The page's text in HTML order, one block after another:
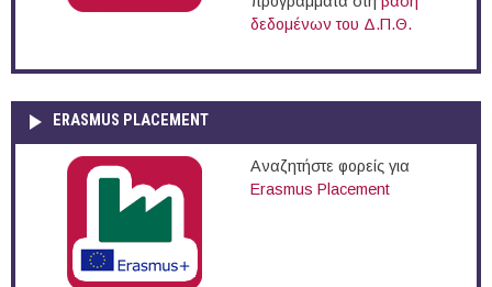
δεδομένων του Δ.Π.Θ.
ERASMUS PLACEMENT
Αναζητήστε φορείς για
Erasmus Placement